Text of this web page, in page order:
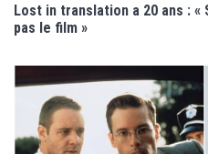
Lost in translation a 20 ans : «
pas le film »